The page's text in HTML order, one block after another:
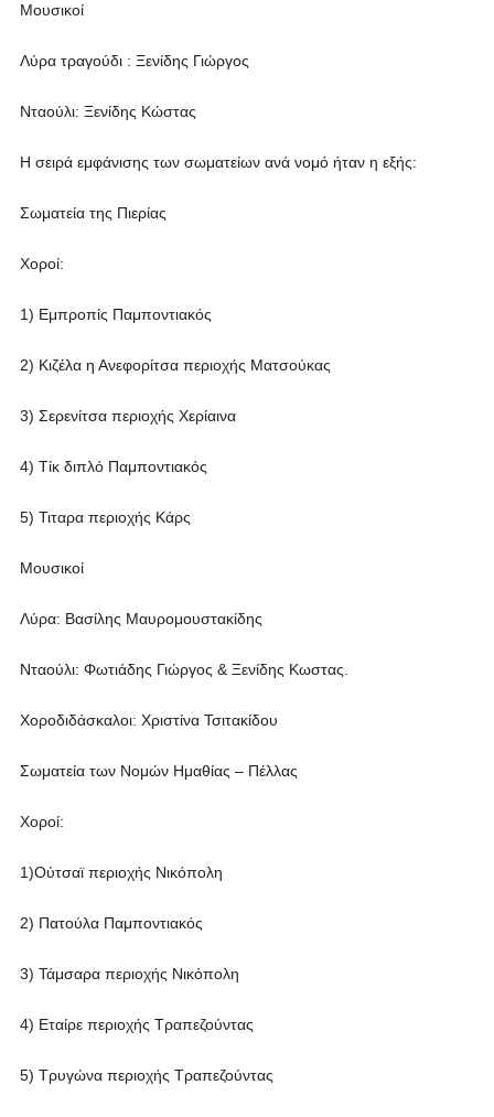
Μουσικοί
Λύρα τραγούδι : Ξενίδης Γιώργος
Νταούλι: Ξενίδης Κώστας
Η σειρά εμφάνισης των σωματείων ανά νομό ήταν η εξής:
Σωματεία της Πιερίας
Χοροί:
1) Εμπροπίς Παμποντιακός
2) Κιζέλα η Ανεφορίτσα περιοχής Ματσούκας
3) Σερενίτσα περιοχής Χερίαινα
4) Τίκ διπλό Παμποντιακός
5) Τιταρα περιοχής Κάρς
Μουσικοί
Λύρα: Βασίλης Μαυρομουστακίδης
Νταούλι: Φωτιάδης Γιώργος & Ξενίδης Κωστας.
Χοροδιδάσκαλοι: Χριστίνα Τσιτακίδου
Σωματεία των Νομών Ημαθίας – Πέλλας
Χοροί:
1)Ούτσαϊ περιοχής Νικόπολη
2) Πατούλα Παμποντιακός
3) Τάμσαρα περιοχής Νικόπολη
4) Εταίρε περιοχής Τραπεζούντας
5) Τρυγώνα περιοχής Τραπεζούντας